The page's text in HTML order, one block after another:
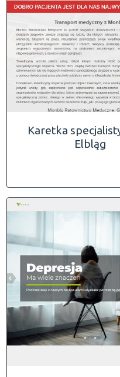
Karetka
Elbląg